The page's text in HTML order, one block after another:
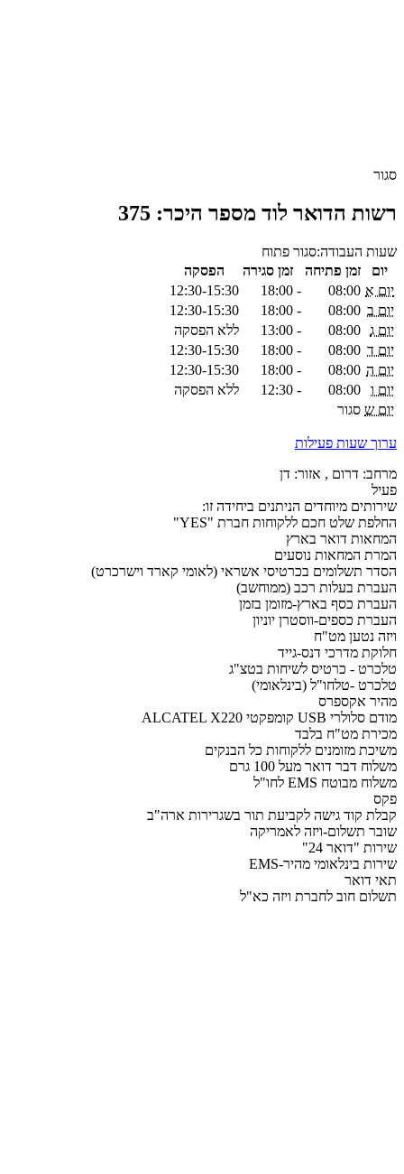
סגור
רשות הדואר לוד מספר היכר: 375
שעות העבודה:סגור פתוח
יום
זמן פתיחה זמן סגירה
הפסקה
יום א 08:00
-
18:00
12:30-15:30
יום ב 08:00
-
18:00
12:30-15:30
יום ג 08:00
-
13:00
ללא הפסקה
יום ד 08:00
-
18:00
12:30-15:30
יום ה 08:00
-
18:00
12:30-15:30
יום ו
08:00
-
12:30
ללא הפסקה
יום ש סגור
ערוך שעות פעילות
מרחב: דרום , אזור: דן
פעיל
שירותים מיוחדים הניתנים ביחידה זו:
החלפת שלט חכם ללקוחות חברת "YES"
המחאות דואר בארץ
המרת המחאות נוסעים
הסדר תשלומים בכרטיסי אשראי (לאומי קארד וישרכרט)
העברת בעלות רכב (ממוחשב)
העברת כסף בארץ-מזומן בזמן
העברת כספים-ווסטרן יוניון
ויזה נטען מט"ח
חלוקת מדרכי דנס-גייד
טלכרט - כרטיס לשיחות בטצ"ג
טלכרט -טלחו"ל (בינלאומי)
מהיר אקספרס
מודם סלולרי USB קומפקטי ALCATEL X220
מכירת מט"ח בלבד
משיכת מזומנים ללקוחות כל הבנקים
משלוח דבר דואר מעל 100 גרם
משלוח מבוטח EMS לחו"ל
פקס
קבלת קוד גישה לקביעת תור בשגרירות ארה"ב
שובר תשלום-ויזה לאמריקה
שירות "דואר 24"
שירות בינלאומי מהיר-EMS
תאי דואר
תשלום חוב לחברת ויזה כא"ל